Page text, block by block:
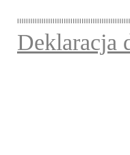
Deklaracja